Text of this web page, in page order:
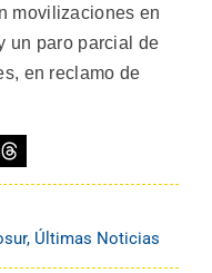
movilizaciones en
un paro parcial de
en reclamo de
, Últimas Noticias